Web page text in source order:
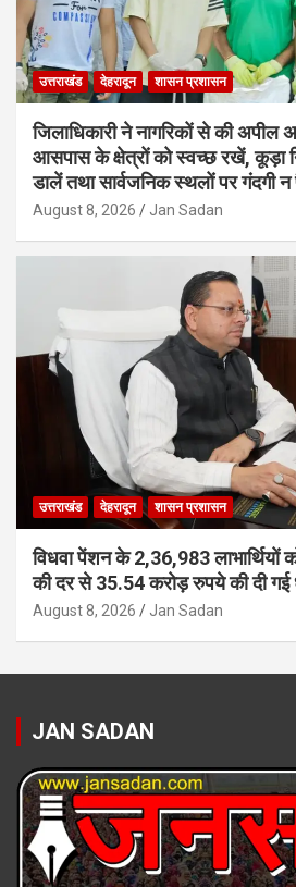
उत्तराखंड देहरादून शासन प्रशासन
जिलाधिकारी ने नागरिकों से की अपील
आसपास के क्षेत्रों को स्वच्छ रखें, कूड़ा
डालें तथा सार्वजनिक स्थलों पर गंदगी
August 8, 2026 Jan Sadan
उत्तराखंड देहरादून शासन प्रशासन
विधवा पेंशन के 2,36,983 लाभार्थियों
की दर से 35.54 करोड़ रुपये की दी गई
August 8, 2026 Jan Sadan
JAN SADAN